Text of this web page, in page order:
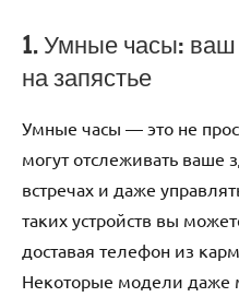
1. Умные часы: ваш
на запястье
Умные часы — это не
могут отслеживать ваше
встречах и даже
таких устройств вы
доставая телефон из
Некоторые модели даже